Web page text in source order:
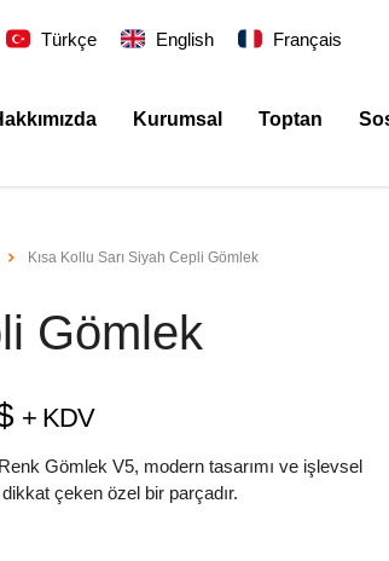
Türkçe English Français
Kurumsal Toptan
Kısa Kollu Sarı Siyah Cepli Gömlek
Gömlek
+ KDV
Gömlek V5, modern tasarımı ve işlevsel
çeken özel bir parçadır.